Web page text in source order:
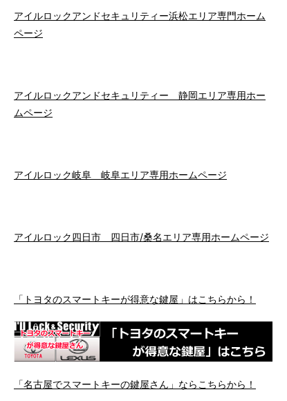
アイルロックアンドセキュリティー浜松エリア専門ホーム
ページ
アイルロックアンドセキュリティー 静岡エリア専用ホー
ムページ
アイルロック岐阜 岐阜エリア専用ホームページ
アイルロック四日市 四日市/桑名エリア専用ホームページ
「トヨタのスマートキーが得意な鍵屋」はこちらから！
「名古屋でスマートキーの鍵屋さん」ならこちらから！